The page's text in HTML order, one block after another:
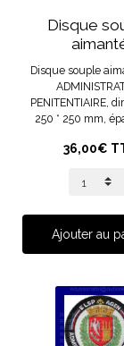
Disque
Disque souple
PENITENTIAIRE,
250 * 250 mm,
36,00€
Ajouter au